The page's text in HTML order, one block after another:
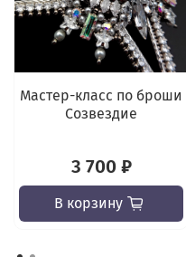
Мастер-класс по броши
Созвездие
3 700 ₽
В корзину